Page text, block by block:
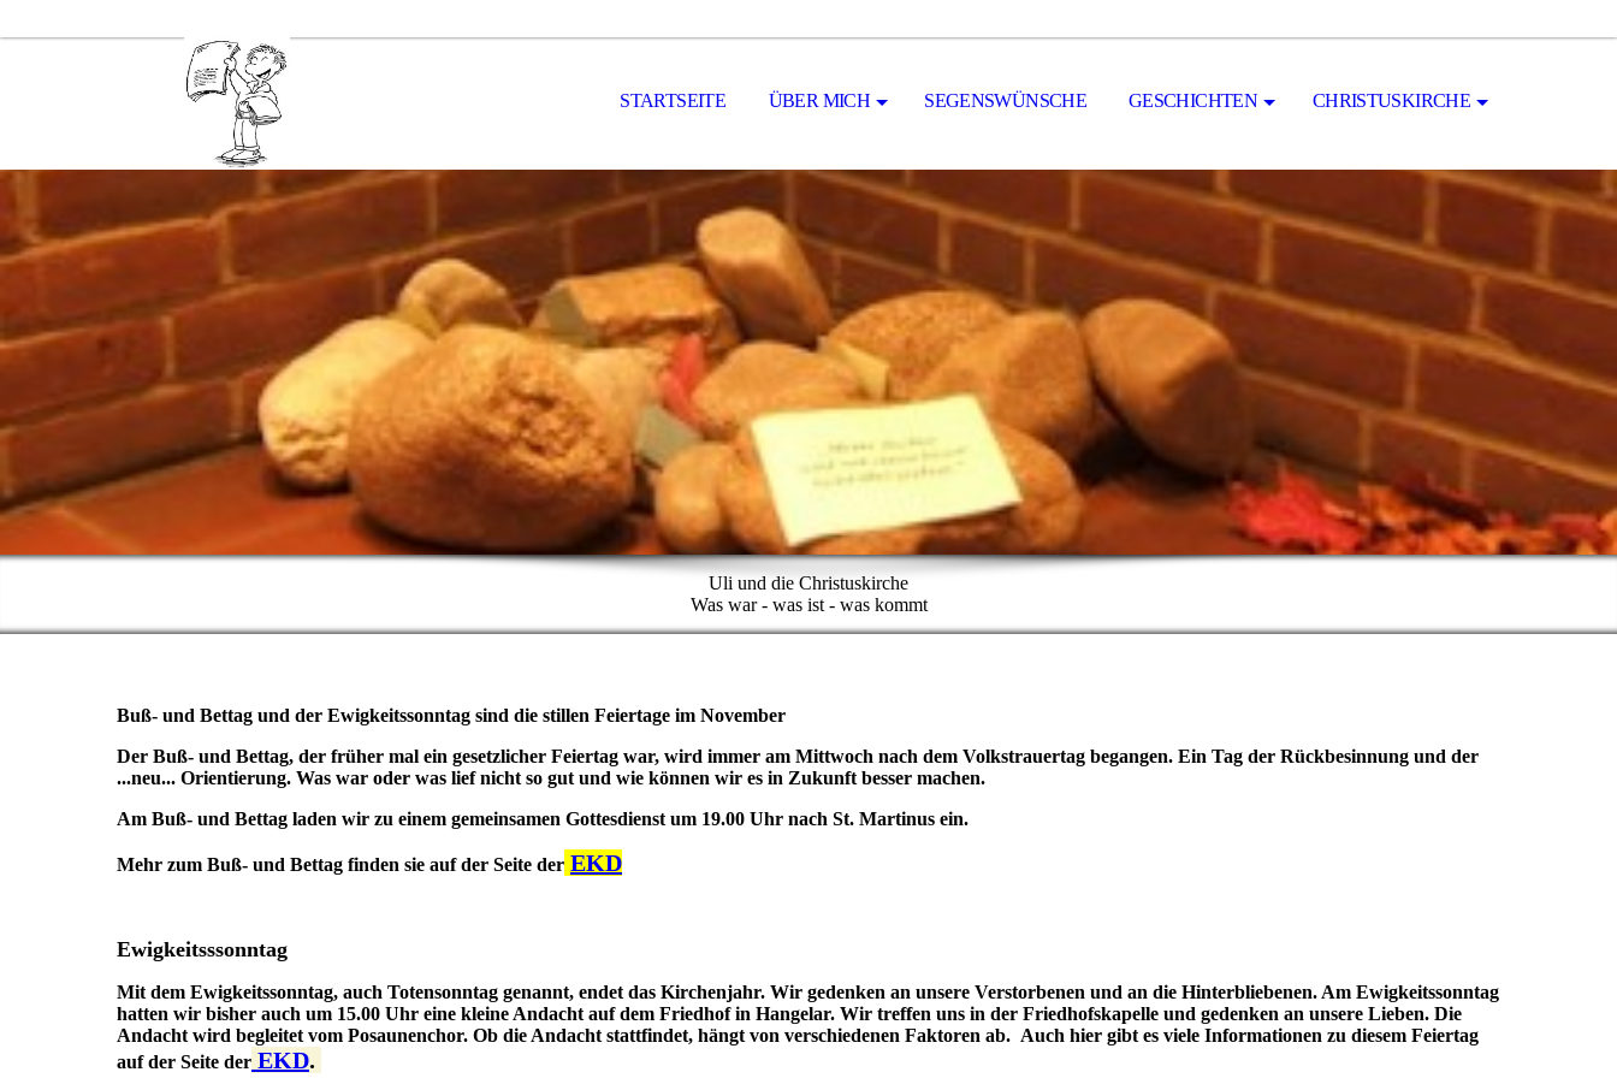
STARTSEITE ÜBER MICH SEGENSWÜNSCHE GESCHICHTEN CHRISTUSKIRCHE
Uli und die Christuskirche
Was war - was ist - was kommt
Buß- und Bettag und der Ewigkeitssonntag sind die stillen Feiertage im November
Der Buß- und Bettag, der früher mal ein gesetzlicher Feiertag war, wird immer am Mittwoch nach dem Volkstrauertag begangen. Ein Tag der Rückbesinnung und der
...neu... Orientierung. Was war oder was lief nicht so gut und wie können wir es in Zukunft besser machen.
Am Buß- und Bettag laden wir zu einem gemeinsamen Gottesdienst um 19.00 Uhr nach St. Martinus ein.
Mehr zum Buß- und Bettag finden sie auf der Seite der EKD
Ewigkeitsssonntag
Mit dem Ewigkeitssonntag, auch Totensonntag genannt, endet das Kirchenjahr. Wir gedenken an unsere Verstorbenen und an die Hinterbliebenen. Am Ewigkeitssonntag
hatten wir bisher auch um 15.00 Uhr eine kleine Andacht auf dem Friedhof in Hangelar. Wir treffen uns in der Friedhofskapelle und gedenken an unsere Lieben. Die
Andacht wird begleitet vom Posaunenchor. Ob die Andacht stattfindet, hängt von verschiedenen Faktoren ab. Auch hier gibt es viele Informationen zu diesem Feiertag
auf der Seite der EKD.